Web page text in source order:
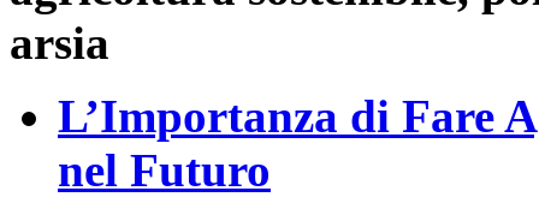
L’Importanza di Fare
nel Futuro